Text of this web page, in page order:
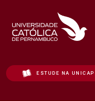
ESTUDE NA UNICAP